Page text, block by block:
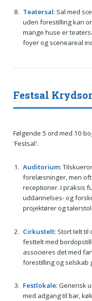
Teatersal: Sal med
uden forestilling kan
mange huse er
foyer og sceneareal
Festsal
Følgende 5 ord med 10
'Festsal'.
Auditorium:
forelæsninger, men
receptioner. I praksis
uddannelses- og
projektører og
Cirkustelt: Stort telt
festtelt med
associeres det med
forestilling og selskab
Festlokale: Generisk
med adgang til bar,